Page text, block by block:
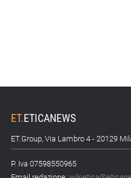
ET.ETICANEWS
ET.Group, Via Lambro 4 - 20129
P. Iva 07598550965